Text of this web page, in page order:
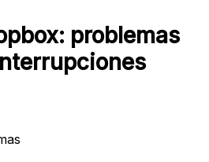
problemas